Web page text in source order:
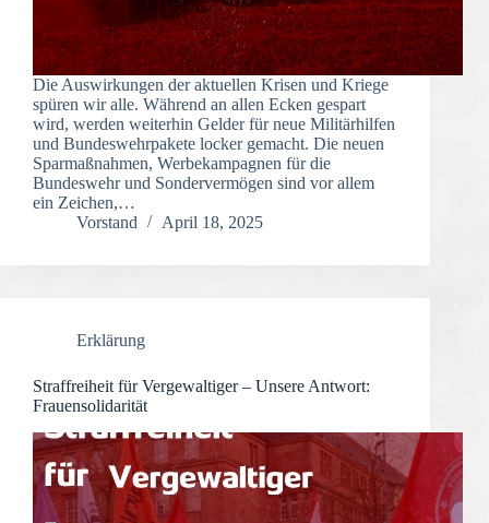
Die Auswirkungen der aktuellen Krisen und Kriege
spüren wir alle. Während an allen Ecken gespart
wird, werden weiterhin Gelder für neue Militärhilfen
und Bundeswehrpakete locker gemacht. Die neuen
Sparmaßnahmen, Werbekampagnen für die
Bundeswehr und Sondervermögen sind vor allem
ein Zeichen,…
Vorstand
April 18, 2025
Erklärung
Straffreiheit für Vergewaltiger – Unsere Antwort:
Frauensolidarität